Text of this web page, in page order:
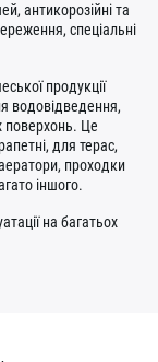
антикорозійні та
спеціальні
продукції
водовідведення,
поверхонь. Це
для терас,
проходки
іншого.
на багатьох